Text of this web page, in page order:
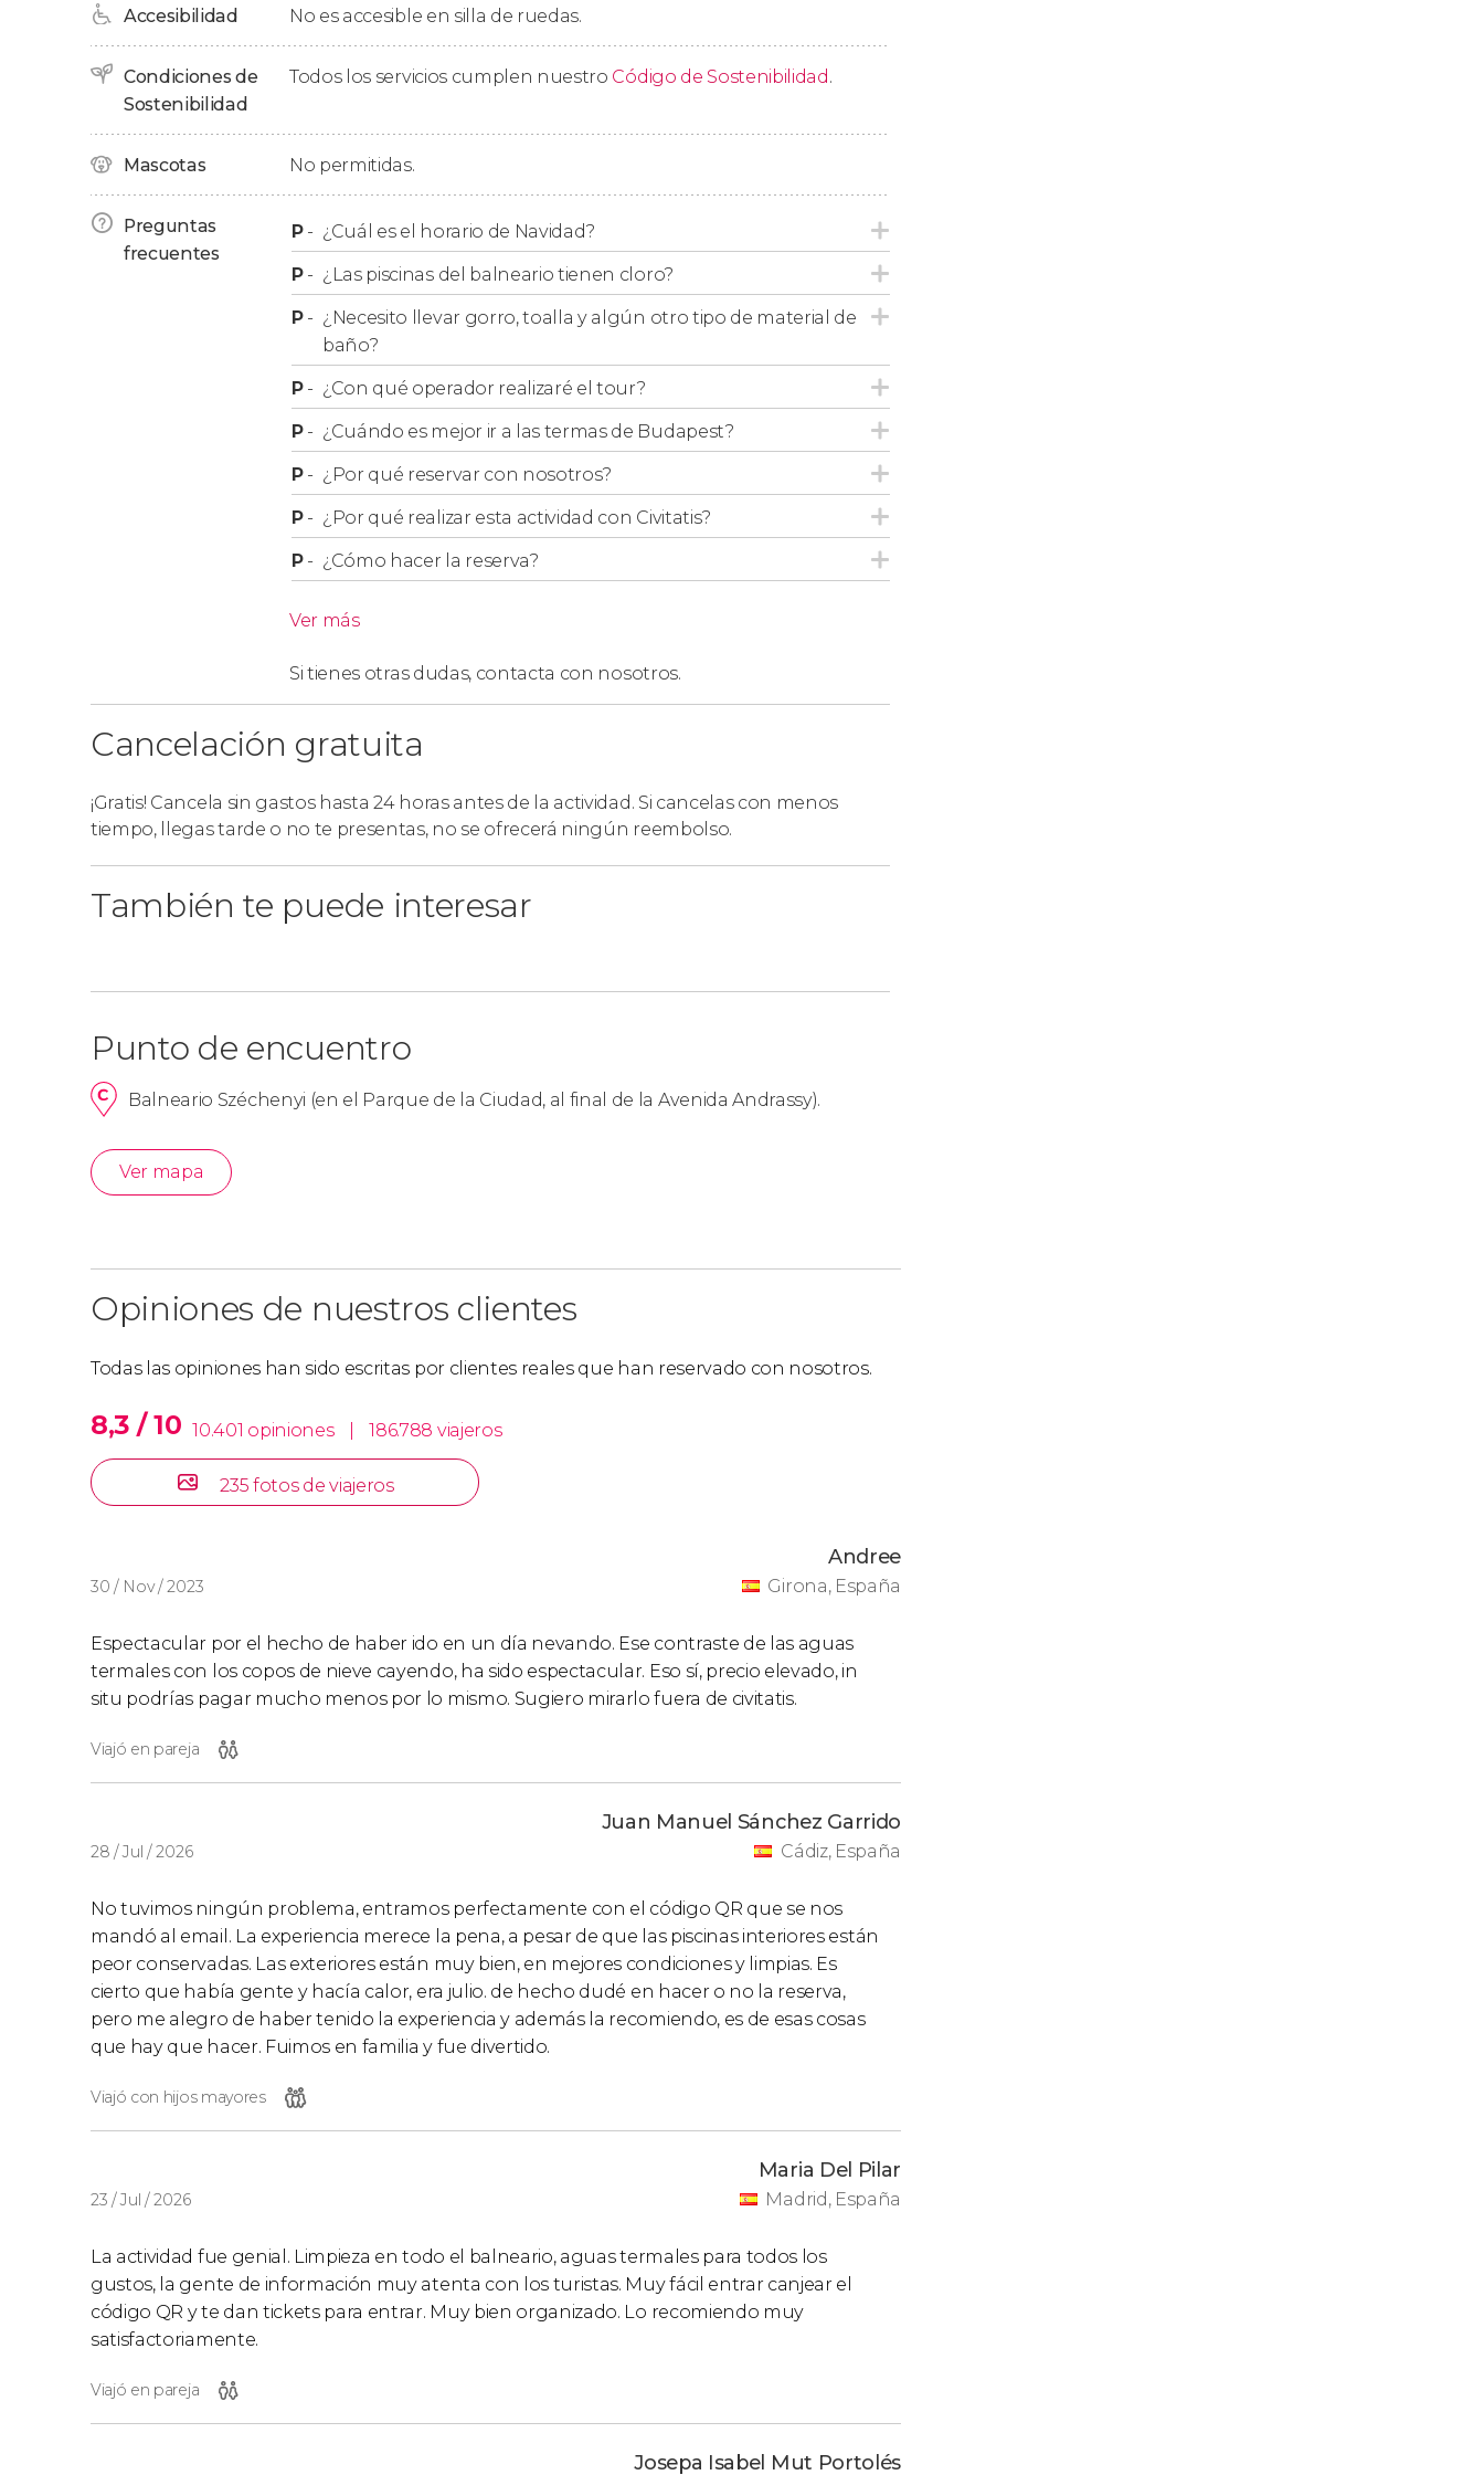
a perder?
Horarios
El Balneario Széchenyi abre todos los días
antes del cierre.
Sábados y domingos
desde las 8:00 hasta las 20:00 horas, y la última entrada una
hora antes del cierre.
Accesibilidad No es accesible en silla de ruedas.
Condiciones de
Sostenibilidad
Todos los servicios cumplen nuestro Código de Sostenibilidad .
Mascotas No permitidas.
Preguntas
frecuentes
P- ¿Cuál es el horario de Navidad?
P- ¿Las piscinas del balneario tienen cloro?
P- ¿Necesito llevar gorro, toalla y algún otro tipo de material de
baño?
P- ¿Con qué operador realizaré el tour?
P- ¿Cuándo es mejor ir a las termas de Budapest?
P- ¿Por qué reservar con nosotros?
P- ¿Por qué realizar esta actividad con Civitatis?
P- ¿Cómo hacer la reserva?
Ver más
Si tienes otras dudas, contacta con nosotros.
Cancelación gratuita
¡Gratis! Cancela sin gastos hasta 24 horas antes de la actividad. Si cancelas con menos
tiempo, llegas tarde o no te presentas, no se ofrecerá ningún reembolso.
También te puede interesar
Punto de encuentro
Balneario Széchenyi (en el Parque de la Ciudad, al final de la Avenida Andrassy).
Ver mapa
Opiniones de nuestros clientes
Todas las opiniones han sido escritas por clientes reales que han reservado con nosotros.
8,3 / 10 10.401 opiniones 186.788 viajeros
235 fotos de viajeros
30 / Nov / 2023
Andree
Girona, España
Espectacular por el hecho de haber ido en un día nevando. Ese contraste de las aguas
termales con los copos de nieve cayendo, ha sido espectacular. Eso sí, precio elevado, in
situ podrías pagar mucho menos por lo mismo. Sugiero mirarlo fuera de civitatis.
Viajó en pareja
28 / Jul / 2026
Juan Manuel Sánchez Garrido
Cádiz, España
No tuvimos ningún problema, entramos perfectamente con el código QR que se nos
mandó al email. La experiencia merece la pena, a pesar de que las piscinas interiores están
peor conservadas. Las exteriores están muy bien, en mejores condiciones y limpias. Es
cierto que había gente y hacía calor, era julio. de hecho dudé en hacer o no la reserva,
pero me alegro de haber tenido la experiencia y además la recomiendo, es de esas cosas
que hay que hacer. Fuimos en familia y fue divertido.
Viajó con hijos mayores
23 / Jul / 2026
Maria Del Pilar
Madrid, España
La actividad fue genial. Limpieza en todo el balneario, aguas termales para todos los
gustos, la gente de información muy atenta con los turistas. Muy fácil entrar canjear el
código QR y te dan tickets para entrar. Muy bien organizado. Lo recomiendo muy
satisfactoriamente.
Viajó en pareja
Josepa Isabel Mut Portolés